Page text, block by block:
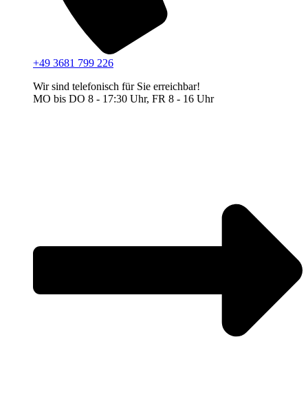
+49 3681 799 226
Wir sind telefonisch für Sie erreichbar!
MO bis DO 8 - 17:30 Uhr, FR 8 - 16 Uhr